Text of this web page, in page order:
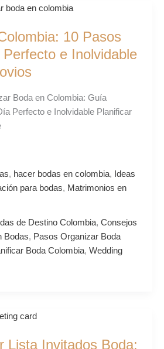
10 Pasos
e Inolvidable
Boda en Colombia: Guía
Perfecto e Inolvidable Planificar
, hacer bodas en colombia, Ideas
para bodas, Matrimonios en
de Destino Colombia, Consejos
Bodas, Pasos Organizar Boda
Boda Colombia, Wedding
Lista Invitados Boda: